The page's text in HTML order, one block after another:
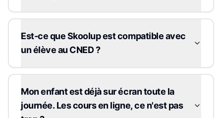
Est-ce que Skoolup est compatible avec
un élève au CNED ?
Mon enfant est déjà sur écran toute la
journée. Les cours en ligne, ce n'est pas